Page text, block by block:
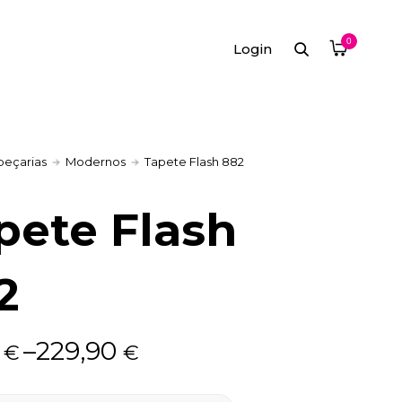
Login 0
Modernos Tapete Flash 882
Flash
€–229,90€